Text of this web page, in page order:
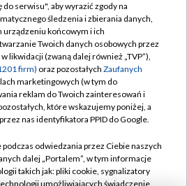
TVP
TVP
prywatności
Moje zgody
Pomoc
Kontakt
serwisu", aby wyrazić zgody na
śledzenia i zbierania danych,
urządzeniu końcowym i ich
Twoich danych osobowych przez
likwidacji (zwaną dalej również „TVP”),
firm) oraz pozostałych Zaufanych
marketingowych (w tym do
reklam do Twoich zainteresowań i
które wskazujemy poniżej, a
nas identyfikatora PPID do Google.
odwiedzania przez Ciebie naszych
dalej „Portalem”, w tym informacje
takich jak: pliki cookie, sygnalizatory
umożliwiających świadczenie